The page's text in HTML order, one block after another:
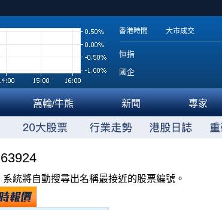
香港時間 大市成交
恒指
國企
窩輪/牛熊 新聞 專家
統將自動搜尋出名稱最接近的股票編號。